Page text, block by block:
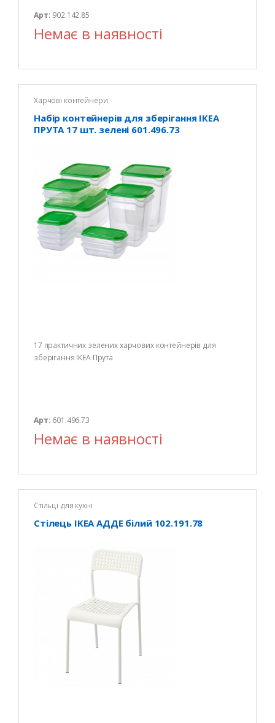
Арт: 902.142.85
Немає в наявності
Харчові контейнери
Набір контейнерів для зберігання ІКЕА
ПРУТА 17 шт. зелені 601.496.73
17 практичних зелених харчових контейнерів для
зберігання ІКЕА Прута
Арт: 601.496.73
Немає в наявності
Стільці для кухні
Стілець IKEA АДДЕ білий 102.191.78